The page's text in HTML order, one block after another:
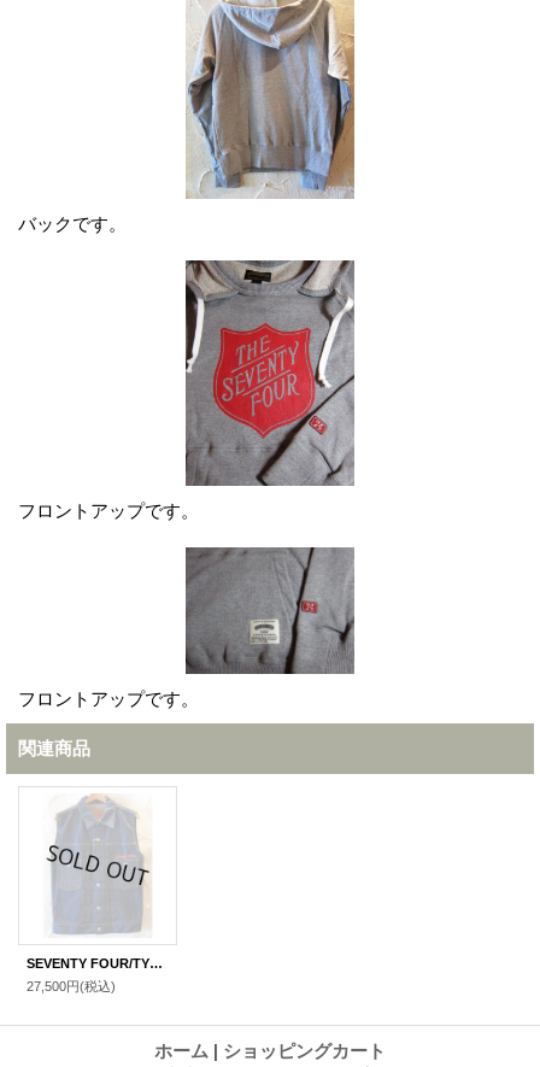
バックです。
フロントアップです。
フロントアップです。
関連商品
SEVENTY FOUR/TYPE II DENIM VEST INDIGO
27,500円(税込)
ホーム | ショッピングカート